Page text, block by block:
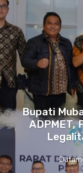
Bupati
ADPMET,